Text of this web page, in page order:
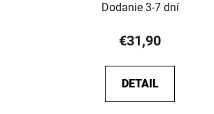
Dodanie 3-7 dní
€31,90
DETAIL